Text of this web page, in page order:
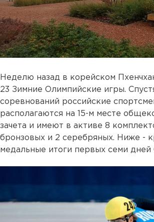
Неделю назад в корейском
23 Зимние Олимпийские игры.
соревнований российские
располагаются на 15-м месте
зачета и имеют в активе 8
бронзовых и 2 серебряных. Ниже -
медальные итоги первых семи